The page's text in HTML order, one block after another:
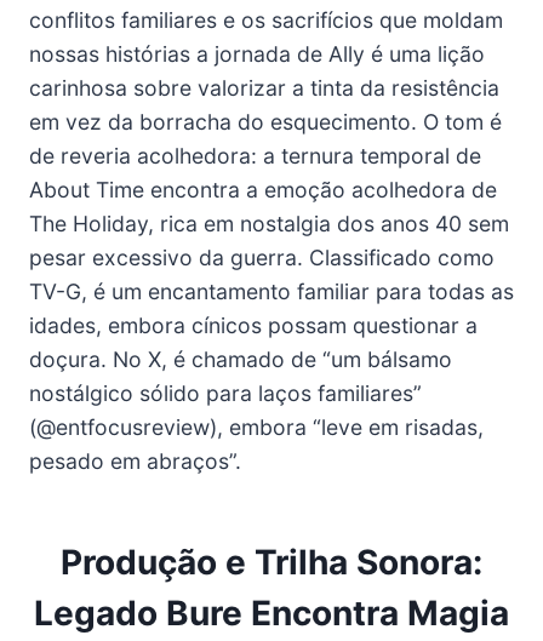
conflitos familiares e os sacrifícios que moldam
nossas histórias a jornada de Ally é uma lição
carinhosa sobre valorizar a tinta da resistência
em vez da borracha do esquecimento. O tom é
de reveria acolhedora: a ternura temporal de
About Time encontra a emoção acolhedora de
The Holiday, rica em nostalgia dos anos 40 sem
pesar excessivo da guerra. Classificado como
TV-G, é um encantamento familiar para todas as
idades, embora cínicos possam questionar a
doçura. No X, é chamado de “um bálsamo
nostálgico sólido para laços familiares”
(@entfocusreview), embora “leve em risadas,
pesado em abraços”.
Produção e Trilha Sonora:
Legado Bure Encontra Magia